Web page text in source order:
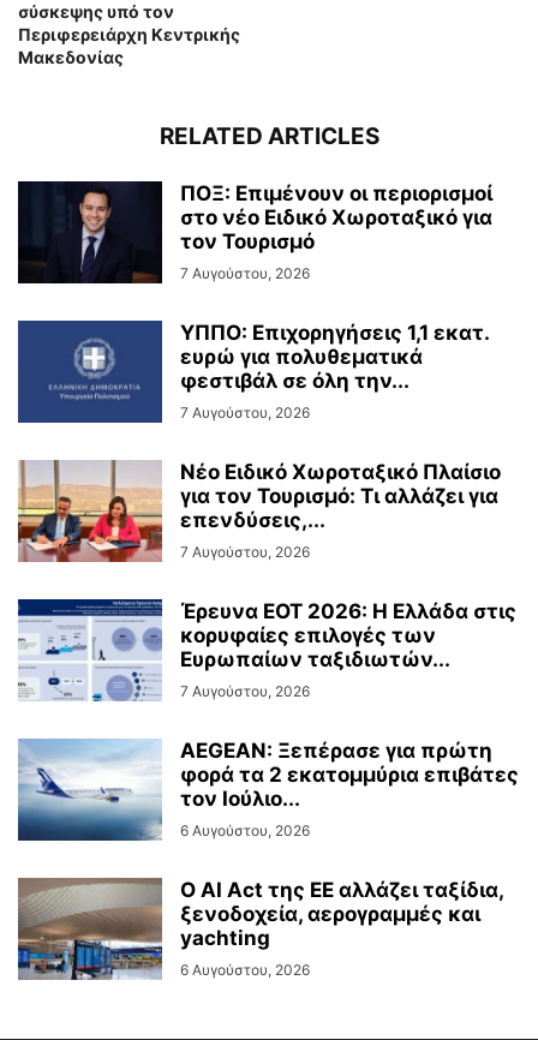
σύσκεψης υπό τον
Περιφερειάρχη Κεντρικής
Μακεδονίας
RELATED ARTICLES
ΠΟΞ: Επιμένουν οι περιορισμοί
στο νέο Ειδικό Χωροταξικό για
τον Τουρισμό
7 Αυγούστου, 2026
ΥΠΠΟ: Επιχορηγήσεις 1,1 εκατ.
ευρώ για πολυθεματικά
φεστιβάλ σε όλη την...
7 Αυγούστου, 2026
Νέο Ειδικό Χωροταξικό Πλαίσιο
για τον Τουρισμό: Τι αλλάζει για
επενδύσεις,...
7 Αυγούστου, 2026
Έρευνα ΕΟΤ 2026: Η Ελλάδα στις
κορυφαίες επιλογές των
Ευρωπαίων ταξιδιωτών...
7 Αυγούστου, 2026
AEGEAN: Ξεπέρασε για πρώτη
φορά τα 2 εκατομμύρια επιβάτες
τον Ιούλιο...
6 Αυγούστου, 2026
Ο AI Act της ΕΕ αλλάζει ταξίδια,
ξενοδοχεία, αερογραμμές και
yachting
6 Αυγούστου, 2026